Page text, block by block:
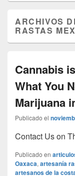
ARCHIVOS
RASTAS
Cannabis
What You
Marijuana
Publicado el
Contact Us on
Publicado en
Oaxaca, artesanía
artesanos de la